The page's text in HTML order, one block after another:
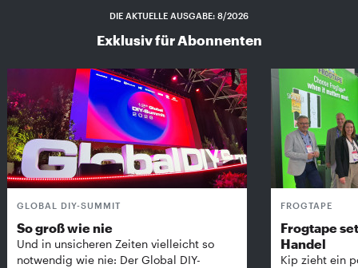
DIE AKTUELLE AUSGABE: 8/2026
Exklusiv für Abonnenten
GLOBAL DIY-SUMMIT
So groß wie nie
Und in unsicheren Zeiten vielleicht so
notwendig wie nie: Der Global DIY-
FROGTAPE
Frogtape
Handel
Kip zieht ein